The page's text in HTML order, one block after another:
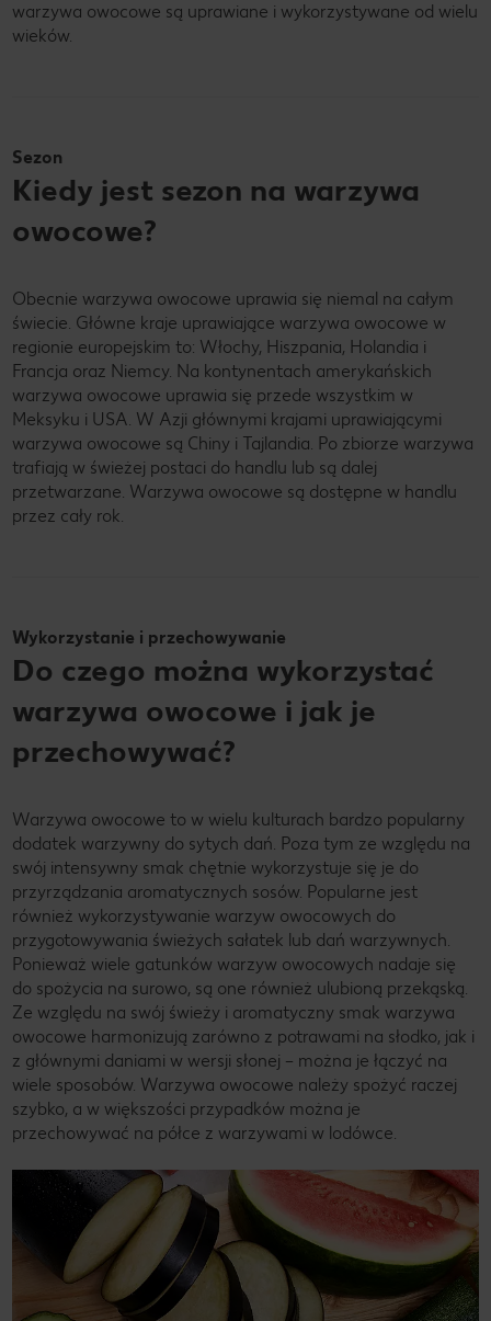
warzywa owocowe są uprawiane i wykorzystywane od wielu
wieków.
Sezon
Kiedy jest sezon na warzywa
owocowe?
Obecnie warzywa owocowe uprawia się niemal na całym
świecie. Główne kraje uprawiające warzywa owocowe w
regionie europejskim to: Włochy, Hiszpania, Holandia i
Francja oraz Niemcy. Na kontynentach amerykańskich
warzywa owocowe uprawia się przede wszystkim w
Meksyku i USA. W Azji głównymi krajami uprawiającymi
warzywa owocowe są Chiny i Tajlandia. Po zbiorze warzywa
trafiają w świeżej postaci do handlu lub są dalej
przetwarzane. Warzywa owocowe są dostępne w handlu
przez cały rok.
Wykorzystanie i przechowywanie
Do czego można wykorzystać
warzywa owocowe i jak je
przechowywać?
Warzywa owocowe to w wielu kulturach bardzo popularny
dodatek warzywny do sytych dań. Poza tym ze względu na
swój intensywny smak chętnie wykorzystuje się je do
przyrządzania aromatycznych sosów. Popularne jest
również wykorzystywanie warzyw owocowych do
przygotowywania świeżych sałatek lub dań warzywnych.
Ponieważ wiele gatunków warzyw owocowych nadaje się
do spożycia na surowo, są one również ulubioną przekąską.
Ze względu na swój świeży i aromatyczny smak warzywa
owocowe harmonizują zarówno z potrawami na słodko, jak i
z głównymi daniami w wersji słonej – można je łączyć na
wiele sposobów. Warzywa owocowe należy spożyć raczej
szybko, a w większości przypadków można je
przechowywać na półce z warzywami w lodówce.